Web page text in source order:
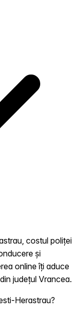
costul poliței
și
online îți aduce
județul Vrancea.
Herastrau?